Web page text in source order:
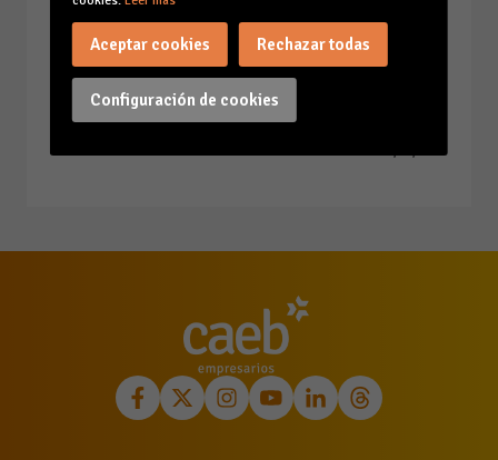
15/10/2025
Configuración de cookies
Aceptar cookies Rechazar todas